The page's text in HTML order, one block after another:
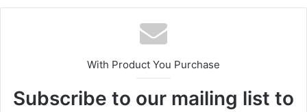
With Product You Purchase
Subscribe to our mailing list to